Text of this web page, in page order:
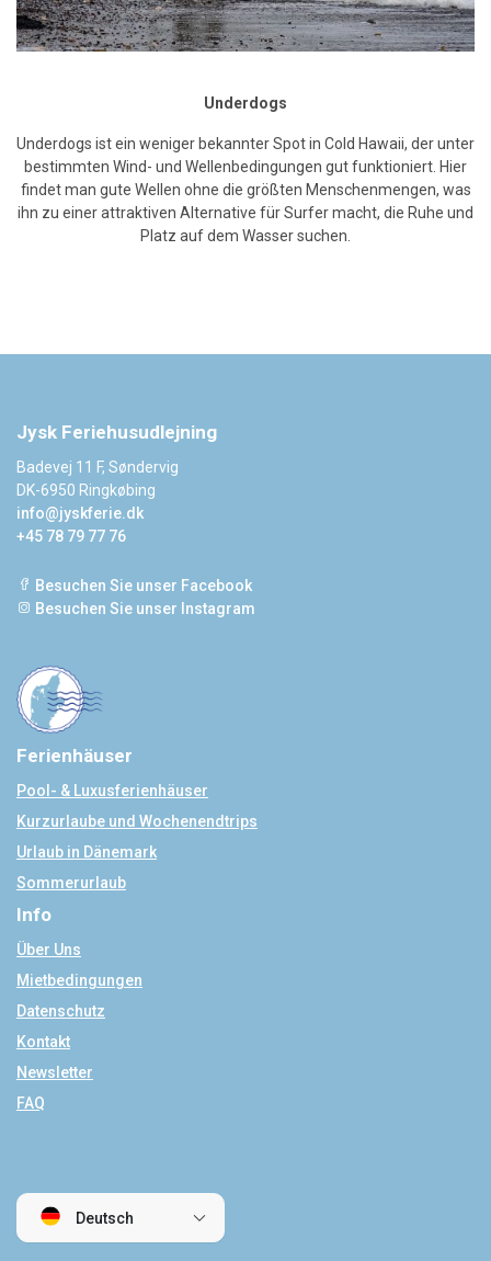
Underdogs
Underdogs ist ein weniger bekannter Spot in Cold Hawaii, der unter
bestimmten Wind- und Wellenbedingungen gut funktioniert. Hier
findet man gute Wellen ohne die größten Menschenmengen, was
ihn zu einer attraktiven Alternative für Surfer macht, die Ruhe und
Platz auf dem Wasser suchen.
Jysk Feriehusudlejning
Badevej 11 F, Søndervig
DK-6950 Ringkøbing
info@jyskferie.dk
+45 78 79 77 76
Besuchen Sie unser Facebook
Besuchen Sie unser Instagram
Ferienhäuser
Pool- & Luxusferienhäuser
Kurzurlaube und Wochenendtrips
Urlaub in Dänemark
Sommerurlaub
Info
Über Uns
Mietbedingungen
Datenschutz
Kontakt
Newsletter
FAQ
Deutsch